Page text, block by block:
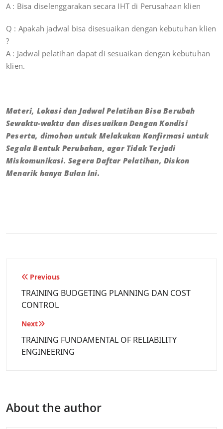
A : Bisa diselenggarakan secara IHT di Perusahaan klien
Q : Apakah jadwal bisa disesuaikan dengan kebutuhan klien
?
A : Jadwal pelatihan dapat di sesuaikan dengan kebutuhan
klien.
Materi, Lokasi dan Jadwal Pelatihan Bisa Berubah
Sewaktu-waktu dan disesuaikan Dengan Kondisi
Peserta, dimohon untuk Melakukan Konfirmasi untuk
Segala Bentuk Perubahan, agar Tidak Terjadi
Miskomunikasi. Segera Daftar Pelatihan, Diskon
Menarik hanya Bulan Ini.
Previous
TRAINING BUDGETING PLANNING DAN COST
CONTROL
Next
TRAINING FUNDAMENTAL OF RELIABILITY
ENGINEERING
About the author